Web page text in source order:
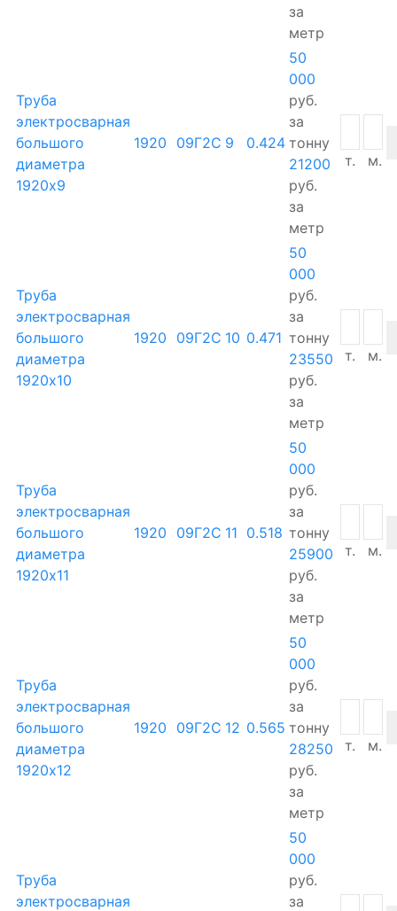
за
метр
Труба
электросварная
большого
диаметра
1920х9
1920 09Г2С 9 0.424
50
000
руб.
за
тонну
21200
руб.
за
метр
т. м.
Труба
электросварная
большого
диаметра
1920х10
1920 09Г2С 10 0.471
50
000
руб.
за
тонну
23550
руб.
за
метр
т. м.
Труба
электросварная
большого
диаметра
1920х11
1920 09Г2С 11 0.518
50
000
руб.
за
тонну
25900
руб.
за
метр
т. м.
Труба
электросварная
большого
диаметра
1920х12
1920 09Г2С 12 0.565
50
000
руб.
за
тонну
28250
руб.
за
метр
т. м.
Труба
электросварная
50
000
руб.
за